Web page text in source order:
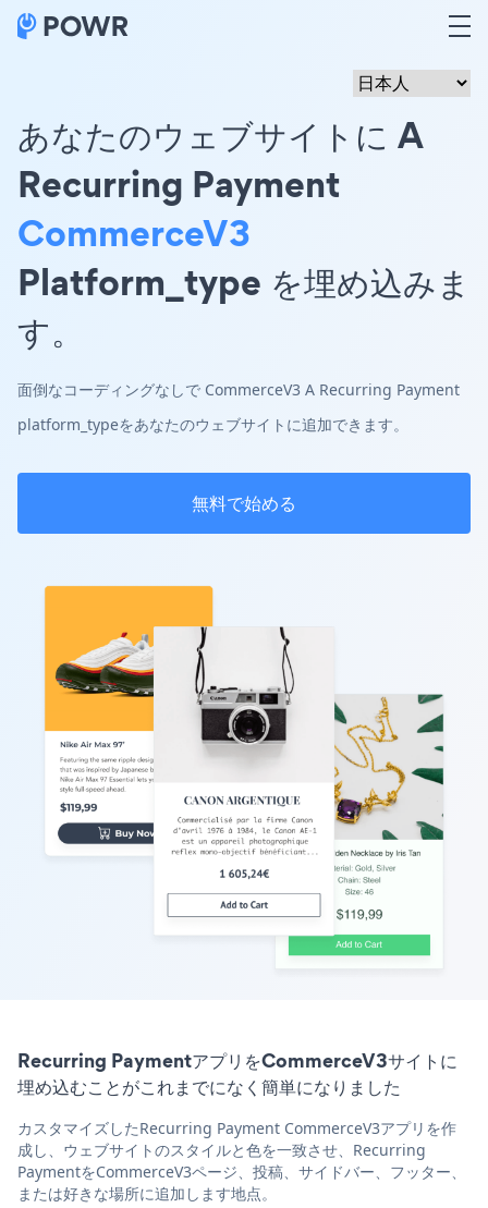
あなたのウェブサイトに A
Recurring Payment
CommerceV3
Platform_type を埋め込みま
す。
面倒なコーディングなしで CommerceV3 A Recurring Payment
platform_typeをあなたのウェブサイトに追加できます。
無料で始める
Recurring PaymentアプリをCommerceV3サイトに
埋め込むことがこれまでになく簡単になりました
カスタマイズしたRecurring Payment CommerceV3アプリを作
成し、ウェブサイトのスタイルと色を一致させ、Recurring
PaymentをCommerceV3ページ、投稿、サイドバー、フッター、
または好きな場所に追加します地点。